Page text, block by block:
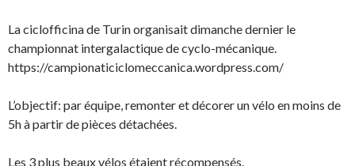
La ciclofficina de Turin organisait dimanche dernier le
championnat intergalactique de cyclo-mécanique.
https://campionaticiclomeccanica.wordpress.com/
L’objectif: par équipe, remonter et décorer un vélo en moins de
5h à partir de pièces détachées.
Les 3 plus beaux vélos étaient récompensés.